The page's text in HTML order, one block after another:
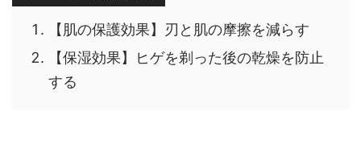
【肌の保護効果】刃と肌の摩擦を減らす
【保湿効果】ヒゲを剃った後の乾燥を防止
する